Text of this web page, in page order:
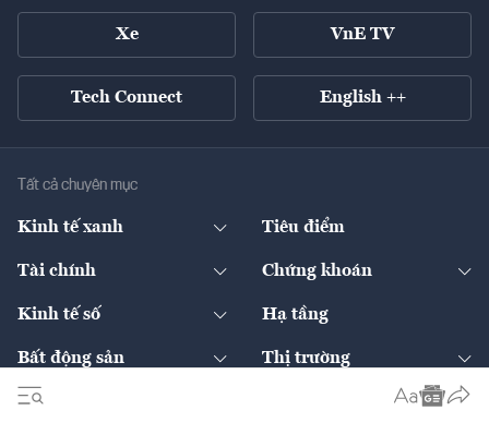
Xe VnE TV
Tech Connect English ++
Tất cả chuyên mục
Kinh tế xanh
Diễn đàn
Tiêu điểm
Tài chính
Ngân hàng
Chứng khoán
Doanh nghiệp niêm yết
Kinh tế số
Sản phẩm - Thị trường
Tài sản số
Hạ tầng
Bất động sản
Chính sách
Thị trường
Thế giới